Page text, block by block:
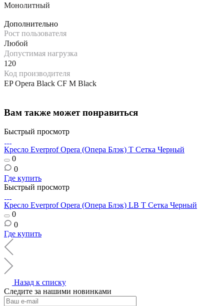
Монолитный
Дополнительно
Рост пользователя
Любой
Допустимая нагрузка
120
Код производителя
EP Opera Black CF M Black
Вам также может понравиться
Быстрый просмотр
Кресло Everprof Opera (Опера Блэк) T Сетка Черный
0
0
Где купить
Быстрый просмотр
Кресло Everprof Opera (Опера Блэк) LB T Сетка Черный
0
0
Где купить
Назад к списку
Следите за нашими новинками